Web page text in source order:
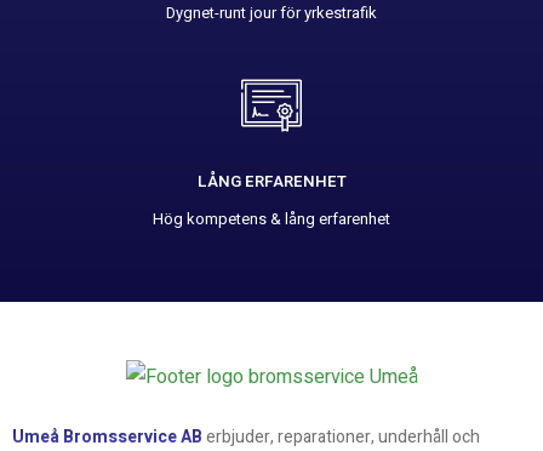
Dygnet-runt jour för yrkestrafik
LÅNG ERFARENHET
Hög kompetens & lång erfarenhet
Umeå Bromsservice ABerbjuder, reparationer, underhåll och